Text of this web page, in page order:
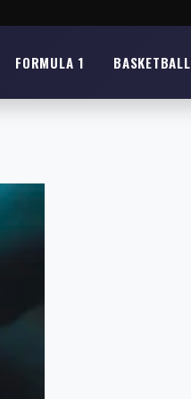
FORMULA 1 BASKETBALL